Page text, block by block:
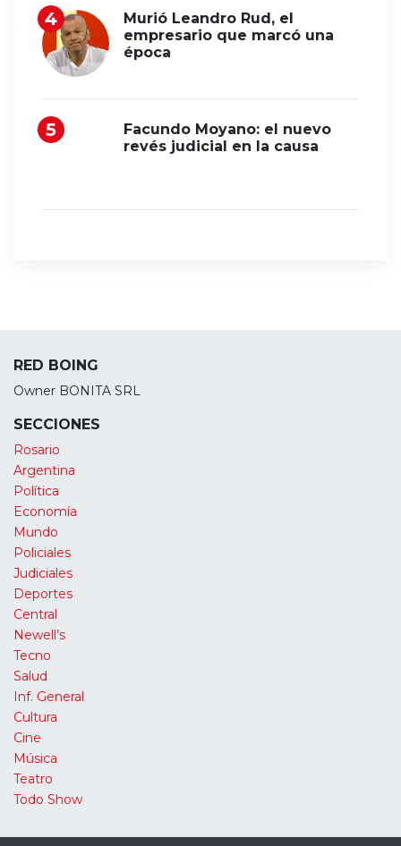
Murió Leandro Rud, el
empresario que marcó una
época
Facundo Moyano: el nuevo
revés judicial en la causa
RED BOING
Owner BONITA SRL
SECCIONES
Rosario
Argentina
Política
Economía
Mundo
Policiales
Judiciales
Deportes
Central
Newell’s
Tecno
Salud
Inf. General
Cultura
Cine
Música
Teatro
Todo Show